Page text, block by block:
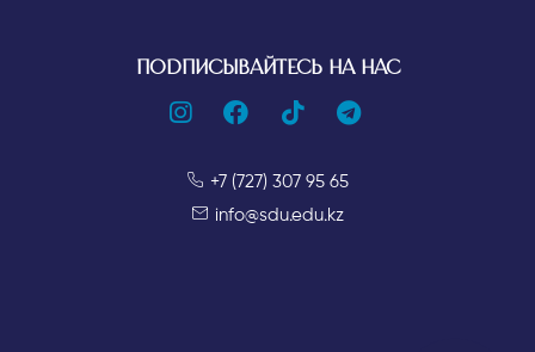
ПОДПИСЫВАЙТЕСЬ НА НАС
+7 (727) 307 95 65
info@sdu.edu.kz